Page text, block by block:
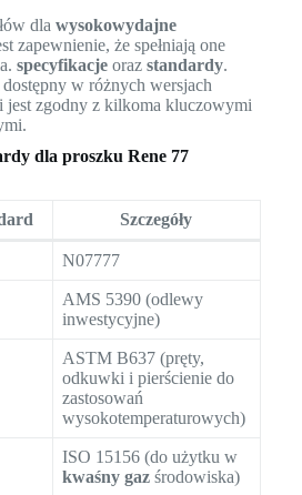
dla wysokowydajne
zapewnienie, że spełniają one
specyfikacjeoraz standardy.
w różnych wersjach
jest zgodny z kilkoma kluczowymi
dla proszku Rene 77
Szczegóły
N07777
AMS 5390 (odlewy
inwestycyjne)
ASTM B637 (pręty,
odkuwki i pierścienie do
zastosowań
wysokotemperaturowych)
ISO 15156 (do użytku w
kwaśny gazśrodowiska)